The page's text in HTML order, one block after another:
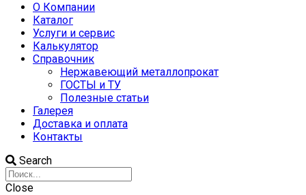
О Компании
Каталог
Услуги и сервис
Калькулятор
Справочник
Нержавеющий металлопрокат
ГОСТЫ и ТУ
Полезные статьи
Галерея
Доставка и оплата
Контакты
Search
Close